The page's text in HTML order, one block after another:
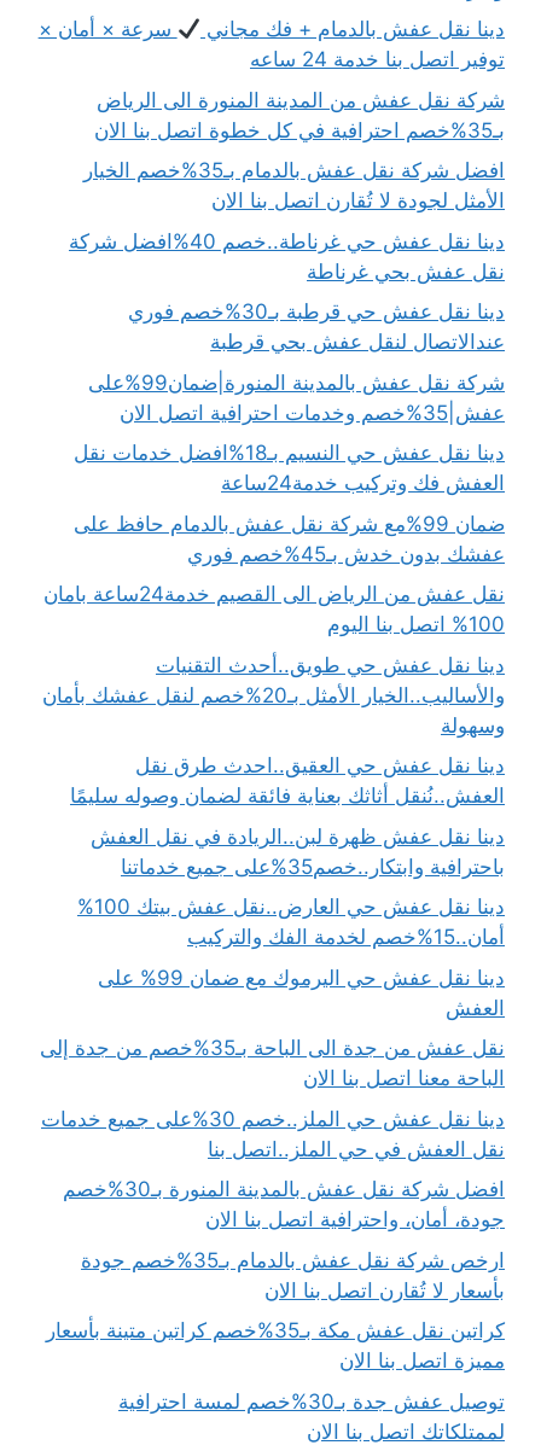
دينا نقل عفش بالدمام + فك مجاني
سرعة × أمان ×
توفير اتصل بنا خدمة 24 ساعه
شركة نقل عفش من المدينة المنورة الى الرياض
بـ35%خصم احترافية في كل خطوة اتصل بنا الان
افضل شركة نقل عفش بالدمام بـ35%خصم الخيار
الأمثل لجودة لا تُقارن اتصل بنا الان
دينا نقل عفش حي غرناطة..خصم 40%افضل شركة
نقل عفش بحي غرناطة
دينا نقل عفش حي قرطبة بـ30%خصم فوري
عندالاتصال لنقل عفش بحي قرطبة
شركة نقل عفش بالمدينة المنورة|ضمان99%على
عفش|35%خصم وخدمات احترافية اتصل الان
دينا نقل عفش حي النسيم بـ18%افضل خدمات نقل
العفش فك وتركيب خدمة24ساعة
ضمان 99%مع شركة نقل عفش بالدمام حافظ على
عفشك بدون خدش بـ45%خصم فوري
نقل عفش من الرياض الى القصيم خدمة24ساعة بامان
100% اتصل بنا اليوم
دينا نقل عفش حي طويق..أحدث التقنيات
والأساليب..الخيار الأمثل بـ20%خصم لنقل عفشك بأمان
وسهولة
دينا نقل عفش حي العقيق..احدث طرق نقل
العفش..نُنقل أثاثك بعناية فائقة لضمان وصوله سليمًا
دينا نقل عفش ظهرة لبن..الريادة في نقل العفش
باحترافية وابتكار..خصم35%على جميع خدماتنا
دينا نقل عفش حي العارض..نقل عفش بيتك 100%
أمان..15%خصم لخدمة الفك والتركيب
دينا نقل عفش حي اليرموك مع ضمان 99% على
العفش
نقل عفش من جدة الى الباحة بـ35%خصم من جدة إلى
الباحة معنا اتصل بنا الان
دينا نقل عفش حي الملز..خصم 30%على جميع خدمات
نقل العفش في حي الملز..اتصل بنا
افضل شركة نقل عفش بالمدينة المنورة بـ30%خصم
جودة، أمان، واحترافية اتصل بنا الان
ارخص شركة نقل عفش بالدمام بـ35%خصم جودة
بأسعار لا تُقارن اتصل بنا الان
كراتين نقل عفش مكة بـ35%خصم كراتين متينة بأسعار
مميزة اتصل بنا الان
توصيل عفش جدة بـ30%خصم لمسة احترافية
لممتلكاتك اتصل بنا الان